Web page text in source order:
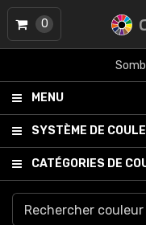
MENU
SYSTÈME DE
CATÉGORIES DE
0